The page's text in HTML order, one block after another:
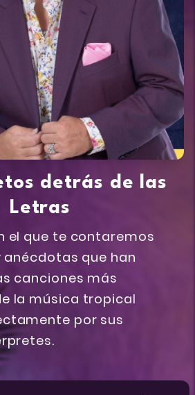
detrás de las
Letras
el que te contaremos
que han
canciones más
la música tropical
por sus